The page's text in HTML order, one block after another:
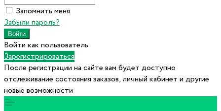
Запомнить меня
Забыли пароль?
Войти как пользователь
Зарегистрироваться
После регистрации на сайте вам будет доступно
отслеживание состояния заказов, личный кабинет и другие
новые возможности